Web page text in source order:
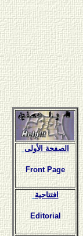
الصفحة الأولى
Front Page
افتتاحية
Editorial